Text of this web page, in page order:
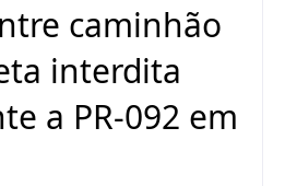
caminhão
interdita
a PR-092 em